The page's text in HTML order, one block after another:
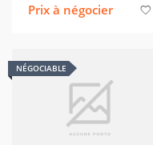
Prix à négocier
NÉGOCIABLE